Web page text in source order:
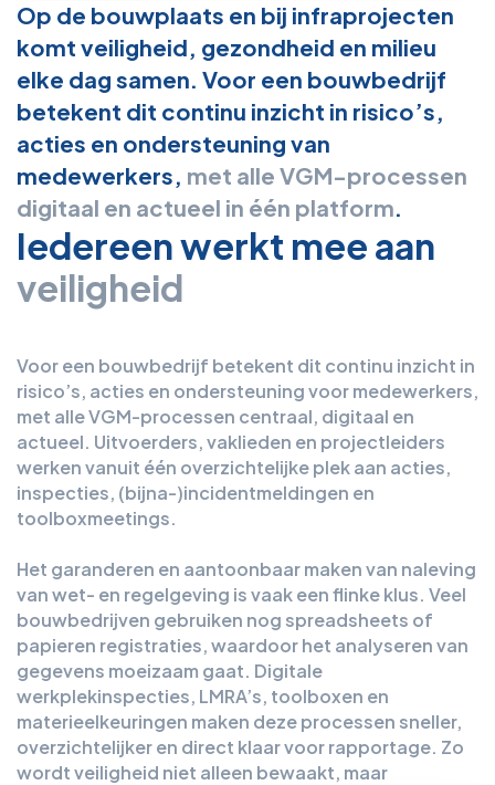
Op de bouwplaats en bij infraprojecten
komt veiligheid, gezondheid en milieu
elke dag samen. Voor een bouwbedrijf
betekent dit continu inzicht in risico’s,
acties en ondersteuning van
medewerkers, met alle VGM-processen
digitaal en actueel in één platform.
Iedereen werkt mee aan
veiligheid
Voor een bouwbedrijf betekent dit continu inzicht in
risico’s, acties en ondersteuning voor medewerkers,
met alle VGM-processen centraal, digitaal en
actueel. Uitvoerders, vaklieden en projectleiders
werken vanuit één overzichtelijke plek aan acties,
inspecties, (bijna-)incidentmeldingen en
toolboxmeetings.
Het garanderen en aantoonbaar maken van naleving
van wet- en regelgeving is vaak een flinke klus. Veel
bouwbedrijven gebruiken nog spreadsheets of
papieren registraties, waardoor het analyseren van
gegevens moeizaam gaat. Digitale
werkplekinspecties, LMRA’s, toolboxen en
materieelkeuringen maken deze processen sneller,
overzichtelijker en direct klaar voor rapportage. Zo
wordt veiligheid niet alleen bewaakt, maar